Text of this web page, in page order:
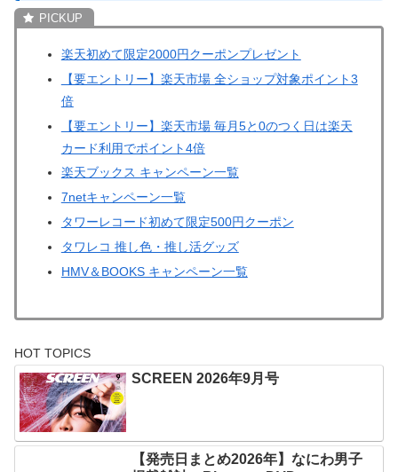
楽天初めて限定2000円クーポンプレゼント
【要エントリー】楽天市場 全ショップ対象ポイント3
倍
【要エントリー】楽天市場 毎月5と0のつく日は楽天
カード利用でポイント4倍
楽天ブックス キャンペーン一覧
7netキャンペーン一覧
タワーレコード初めて限定500円クーポン
タワレコ 推し色・推し活グッズ
HMV＆BOOKS キャンペーン一覧
HOT TOPICS
SCREEN 2026年9月号
【発売日まとめ2026年】なにわ男子